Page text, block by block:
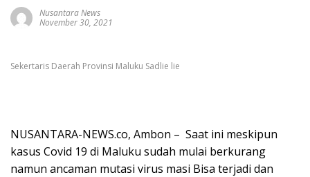
Nusantara News
November 30, 2021
Sekertaris Daerah Provinsi Maluku Sadlie lie
NUSANTARA-NEWS.co, Ambon – Saat ini meskipun
kasus Covid 19 di Maluku sudah mulai berkurang
namun ancaman mutasi virus masi Bisa terjadi dan